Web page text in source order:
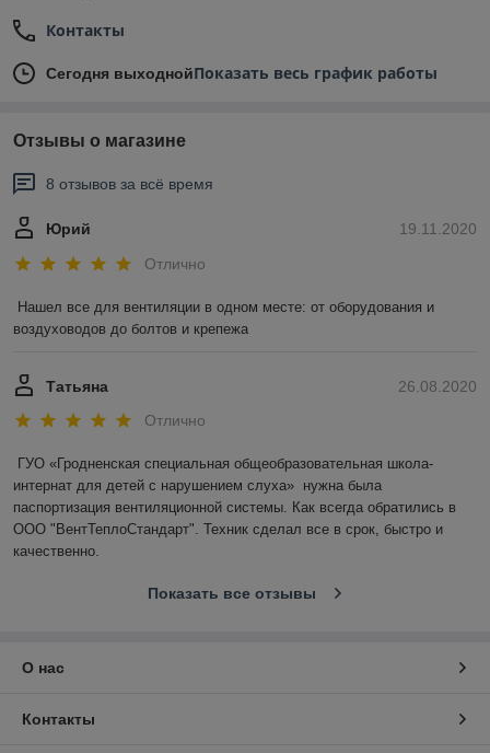
Контакты
Сегодня выходнойПоказать весь график работы
Отзывы о магазине
8 отзывов за всё время
19.11.2020
Юрий
Отлично
Нашел все для вентиляции в одном месте: от оборудования и
воздуховодов до болтов и крепежа
26.08.2020
Татьяна
Отлично
ГУО «Гродненская специальная общеобразовательная школа-
интернат для детей с нарушением слуха»  нужна была
паспортизация вентиляционной системы. Как всегда обратились в
ООО "ВентТеплоСтандарт". Техник сделал все в срок, быстро и
качественно.
Показать все отзывы
О нас
Контакты